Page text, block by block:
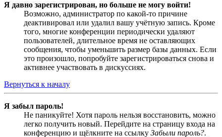
Я давно зарегистрирован, но больше не могу войти!
Возможно, администратор по какой-то причине
деактивировал или удалил вашу учётную запись. Кроме
того, многие конференции периодически удаляют
пользователей, длительное время не оставляющих
сообщения, чтобы уменьшить размер базы данных. Если
это произошло, попробуйте зарегистрироваться снова и
активнее участвовать в дискуссиях.
Вернуться к началу
Я забыл пароль!
Не паникуйте! Хотя пароль нельзя восстановить, можно
легко получить новый. Перейдите на страницу входа на
конференцию и щёлкните на ссылку Забыли пароль?.